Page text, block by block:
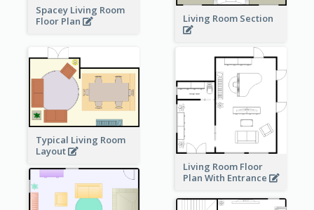
Spacey Living Room
Floor Plan
Living Room Section
Typical Living Room
Layout
Living Room Floor
Plan With Entrance